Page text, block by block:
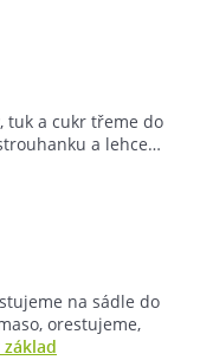
tuk a cukr třeme do
a lehce…
na sádle do
orestujeme,